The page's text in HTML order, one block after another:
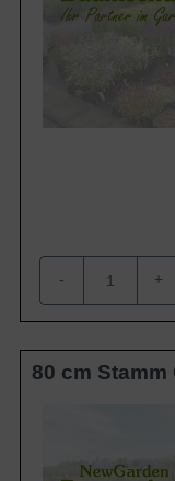
- +
80 cm Stamm